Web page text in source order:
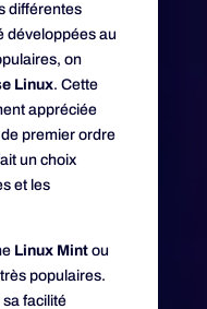
différentes
développées au
on
Linux. Cette
appréciée
premier ordre
un choix
et les
Linux Mintou
populaires.
facilité